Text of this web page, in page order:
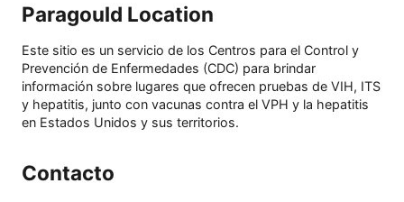
Paragould Location
Este sitio es un servicio de los Centros para el Control y
Prevención de Enfermedades (CDC) para brindar
información sobre lugares que ofrecen pruebas de VIH, ITS
y hepatitis, junto con vacunas contra el VPH y la hepatitis
en Estados Unidos y sus territorios.
Contacto